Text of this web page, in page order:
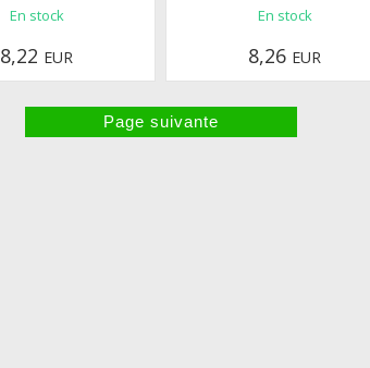
En stock
8,22 EUR
En stock
8,26 EUR